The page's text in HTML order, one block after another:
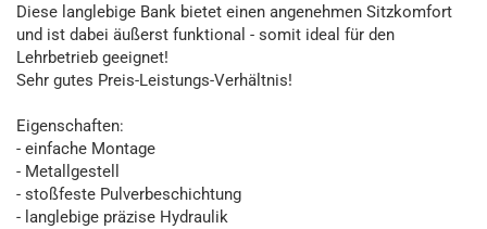
Diese langlebige Bank bietet einen angenehmen Sitzkomfort
und ist dabei äußerst funktional - somit ideal für den
Lehrbetrieb geeignet!
Sehr gutes Preis-Leistungs-Verhältnis!
Eigenschaften:
- einfache Montage
- Metallgestell
- stoßfeste Pulverbeschichtung
- langlebige präzise Hydraulik